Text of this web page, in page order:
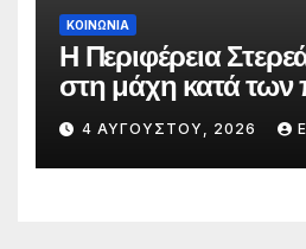
ΚΟΙΝΩΝΙΑ
Η Περιφέρεια
στη μάχη κατά των
Δράσεις και στήριξη
περιφερειακές
4 ΑΥΓΟΎΣΤΟΥ, 2026